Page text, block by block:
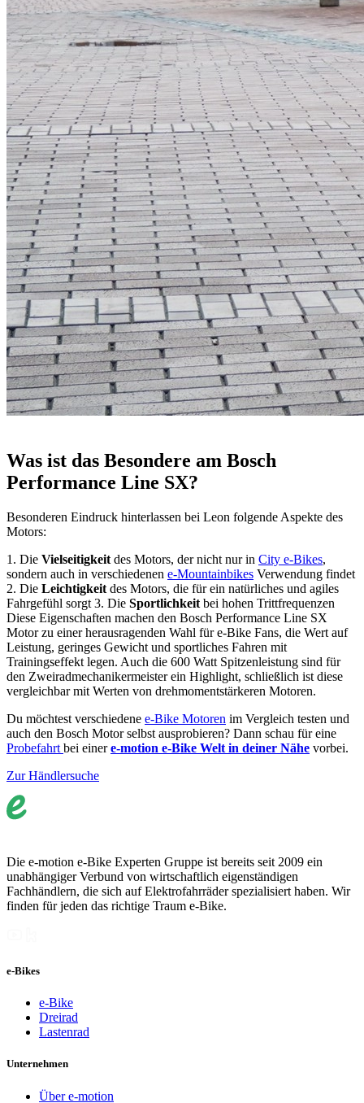
Was ist das Besondere am Bosch
Performance Line SX?
Besonderen Eindruck hinterlassen bei Leon folgende Aspekte des
Motors:
1. Die Vielseitigkeit des Motors, der nicht nur in City e-Bikes,
sondern auch in verschiedenen e-Mountainbikes Verwendung findet
2. Die Leichtigkeit des Motors, die für ein natürliches und agiles
Fahrgefühl sorgt 3. Die Sportlichkeit bei hohen Trittfrequenzen
Diese Eigenschaften machen den Bosch Performance Line SX
Motor zu einer herausragenden Wahl für e-Bike Fans, die Wert auf
Leistung, geringes Gewicht und sportliches Fahren mit
Trainingseffekt legen. Auch die 600 Watt Spitzenleistung sind für
den Zweiradmechanikermeister ein Highlight, schließlich ist diese
vergleichbar mit Werten von drehmomentstärkeren Motoren.
Du möchtest verschiedene e-Bike Motoren im Vergleich testen und
auch den Bosch Motor selbst ausprobieren? Dann schau für eine
Probefahrt bei einere-motion e-Bike Welt in deiner Nähe vorbei.
Zur Händlersuche
Die e-motion e-Bike Experten Gruppe ist bereits seit 2009 ein
unabhängiger Verbund von wirtschaftlich eigenständigen
Fachhändlern, die sich auf Elektrofahrräder spezialisiert haben. Wir
finden für jeden das richtige Traum e-Bike.
e-Bikes
e-Bike
Dreirad
Lastenrad
Unternehmen
Über e-motion